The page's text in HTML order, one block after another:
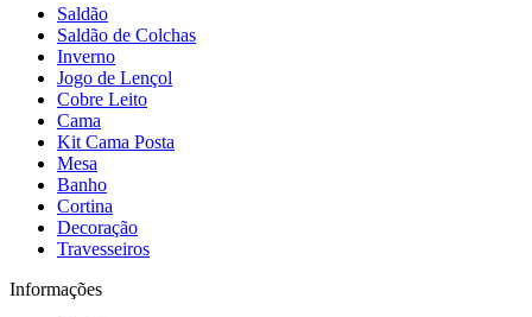
Saldão
Saldão de Colchas
Inverno
Jogo de Lençol
Cobre Leito
Cama
Kit Cama Posta
Mesa
Banho
Cortina
Decoração
Travesseiros
Informações